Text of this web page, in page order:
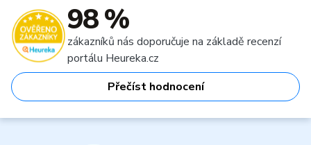
98 %
zákazníků nás doporučuje na základě recenzí
portálu Heureka.cz
Přečíst hodnocení